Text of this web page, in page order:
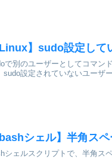
Linux】sudo設定し
で別のユーザーとしてコマン
sudo設定されていないユーザ
bashシェル】半角ス
シェルスクリプトで、半角ス